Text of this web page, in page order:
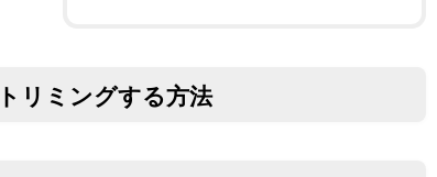
リミングする方法